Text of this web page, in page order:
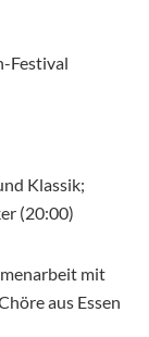
Festival
Klassik;
(20:00)
mit
aus Essen